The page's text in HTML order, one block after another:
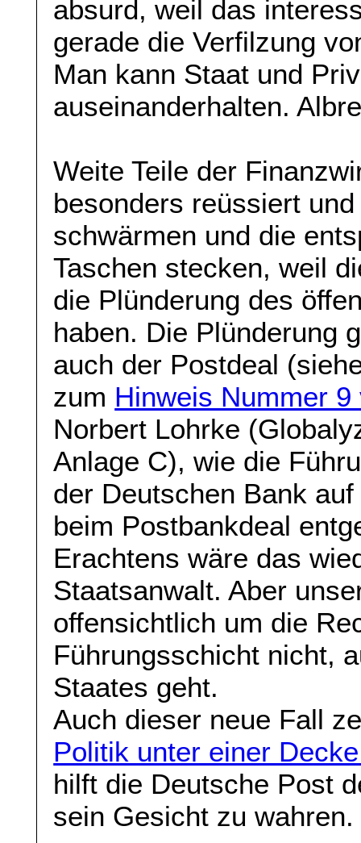
absurd, weil das
gerade die Verfilzung
Man kann Staat und
auseinanderhalten.
Weite Teile der
besonders reüssiert
schwärmen und die
Taschen stecken, weil
die Plünderung des
haben. Die Plünderung
auch der Postdeal
zum Hinweis Nummer 9
Norbert Lohrke
Anlage C), wie die
der Deutschen Bank
beim Postbankdeal
Erachtens wäre das
Staatsanwalt. Aber
offensichtlich um die
Führungsschicht nicht,
Staates geht.
Auch dieser neue Fall
Politik unter einer
hilft die Deutsche Post
sein Gesicht zu wahren.